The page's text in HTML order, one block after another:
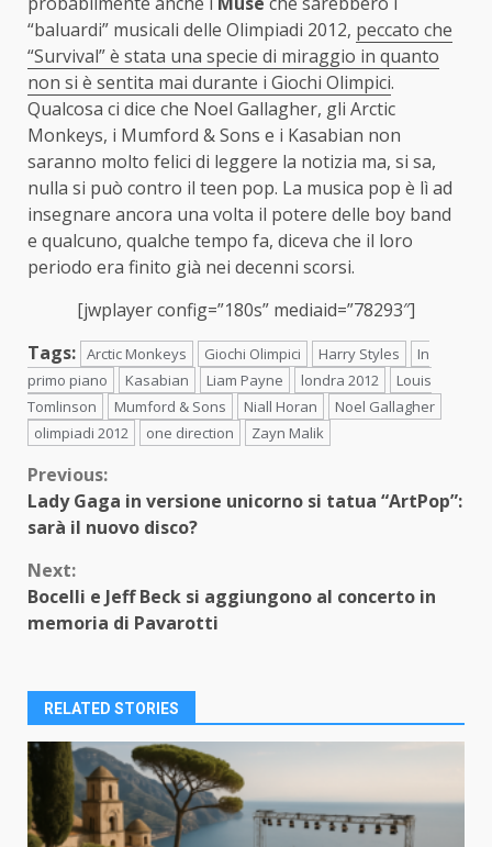
“baluardi” musicali delle Olimpiadi 2012, peccato che
“Survival” è stata una specie di miraggio in quanto
non si è sentita mai durante i Giochi Olimpici.
Qualcosa ci dice che Noel Gallagher, gli Arctic
Monkeys, i Mumford & Sons e i Kasabian non
saranno molto felici di leggere la notizia ma, si sa,
nulla si può contro il teen pop. La musica pop è lì ad
insegnare ancora una volta il potere delle boy band
e qualcuno, qualche tempo fa, diceva che il loro
periodo era finito già nei decenni scorsi.
[jwplayer config=”180s” mediaid=”78293″]
Tags: Arctic Monkeys Giochi Olimpici Harry Styles
In
primo piano
Kasabian Liam Payne londra 2012
Louis
Tomlinson
Mumford & Sons Niall Horan
Noel Gallagher
olimpiadi 2012
one direction Zayn Malik
Continue
Reading
Previous:
Lady Gaga in versione unicorno si tatua “ArtPop”:
sarà il nuovo disco?
Next:
Bocelli e Jeff Beck si aggiungono al concerto in
memoria di Pavarotti
RELATED STORIES